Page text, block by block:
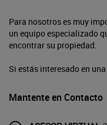
Para nosotros es muy
un equipo especializado
encontrar su propiedad.
Si estás interesado en una
Mantente en Contacto